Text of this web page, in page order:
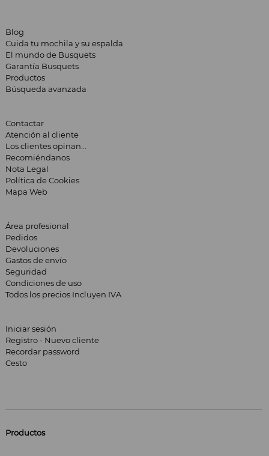
Blog
Cuida tu mochila y su espalda
El mundo de Busquets
Garantía Busquets
Productos
Búsqueda avanzada
Contactar
Atención al cliente
Los clientes opinan...
Recomiéndanos
Nota Legal
Política de Cookies
Mapa Web
Área profesional
Pedidos
Devoluciones
Gastos de envío
Seguridad
Condiciones de uso
Todos los precios Incluyen IVA
Iniciar sesión
Registro - Nuevo cliente
Recordar password
Cesto
Productos